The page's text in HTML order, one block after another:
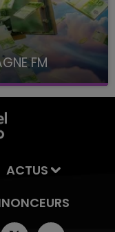
FM
8H10
ACTUS